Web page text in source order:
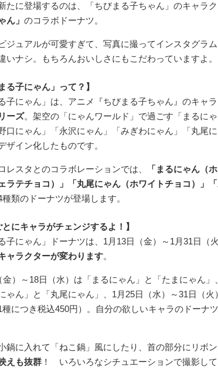
たに登場するのは、「ちびまる子ちゃん」のキャラ
ん」 のコラボドーナツ。
ジュアルが可愛すぎて、写真に撮ってインスタグラ
いナシ。もちろんおいしさにもこだわっていますよ。
る子にゃん」って？】
子にゃん」は、アニメ『ちびまる子ちゃん』のキャ
ーズ。架空の「にゃんワールド」で過ごす「まるに
口にゃん」「永沢にゃん」「みぎわにゃん」「丸尾
ザイン化したものです。
レスタとのコラボレーションでは、
「まるにゃん（
ラテチョコ）」「丸尾にゃん（ホワイトチョコ）」
種類のドーナツが登場します。
とにキャラがチェンジするよ！】
子にゃん」ドーナツは、1月13日（金）～1月31日（
ャラクターが変わります。
金）～18日（水）は「まるにゃん」と「たまにゃん」
ゃん」と「丸尾にゃん」、1月25日（水）～31日（
種につき税込450円）。自分の欲しいキャラのドーナ
鍋に入れて「ねこ鍋」風にしたり、首の部分にリボ
えも抜群！ いろいろなシチュエーションで撮影し